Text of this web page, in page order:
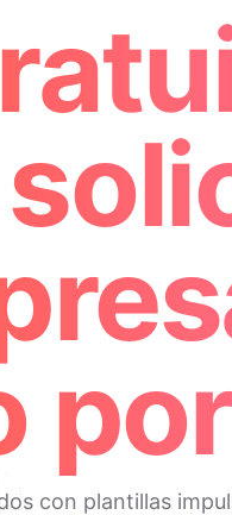
con plantillas